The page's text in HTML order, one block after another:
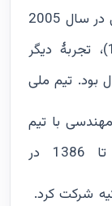
نخستین دورۀ بازی‌های کشورهای اسلامی در سال 2005
در کشور عربستان (20 فروردین 1384)، تجربۀ دیگر
بود. تیم ملی
مهندسی با تیم‌
ملی بسکتبال بین سال‌های 1381 تا 1386 در
شرکت کرد.